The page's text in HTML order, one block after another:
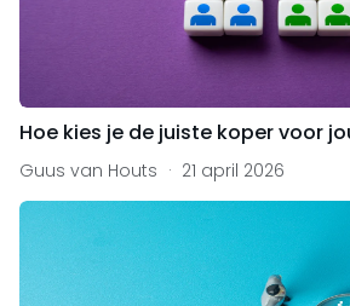
Hoe kies je de juiste koper voor
Guus van Houts 21 april 2026